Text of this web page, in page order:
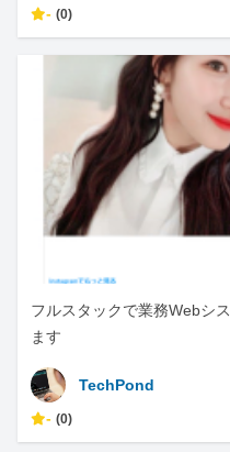
- (0)
フルスタックで業務Webシ
ます
TechPond
- (0)